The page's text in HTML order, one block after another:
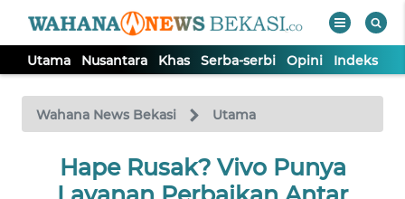
Utama Nusantara Khas Serba-serbi Opini Indeks
Wahana News Bekasi Utama
Hape Rusak? Vivo Punya
TV
Tutup
UTAMA